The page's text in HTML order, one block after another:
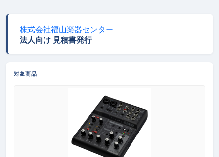
株式会社福山楽器センター
法人向け 見積書発行
対象商品